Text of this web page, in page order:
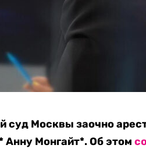
суд Москвы заочно
Анну Монгайт*. Об этом